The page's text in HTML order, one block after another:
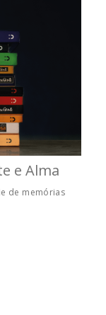
e Alma
de memórias